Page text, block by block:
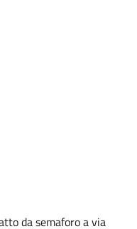
da semaforo a via